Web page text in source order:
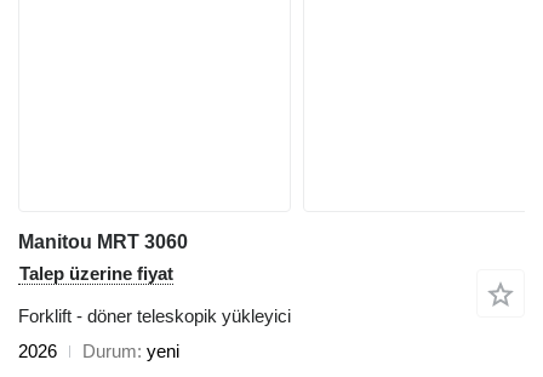
Manitou MRT 3060
Talep üzerine fiyat
Forklift - döner teleskopik yükleyici
2026
Durum yeni